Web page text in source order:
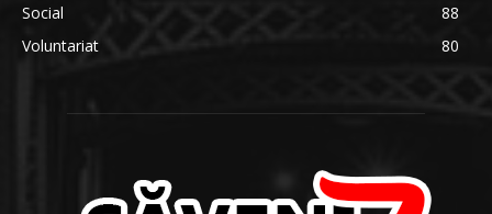
Social
88
Voluntariat
80